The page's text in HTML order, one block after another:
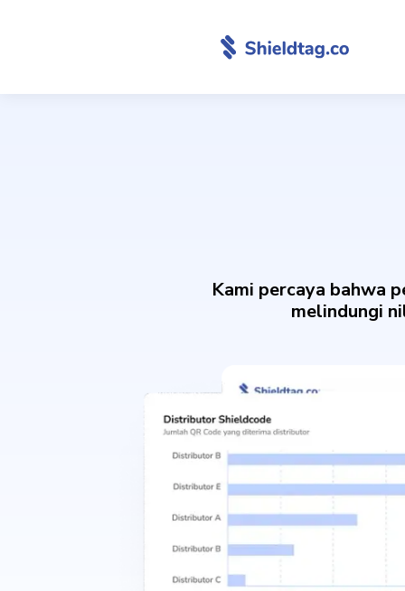
Kami percaya bahwa
melindungi